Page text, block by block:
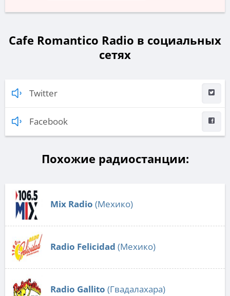
Cafe Romantico Radio в социальных
сетях
Twitter
Facebook
Похожие радиостанции:
Mix Radio (Мехико)
Radio Felicidad (Мехико)
Radio Gallito (Гвадалахара)